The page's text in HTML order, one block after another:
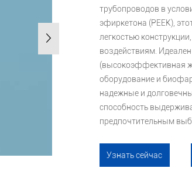
трубопроводов в
эфиркетона (PEEK),
легкостью
воздействиям.
(высокоэффективная
оборудование и
надежные и
способность
предпочтительным
Узнать сейчас